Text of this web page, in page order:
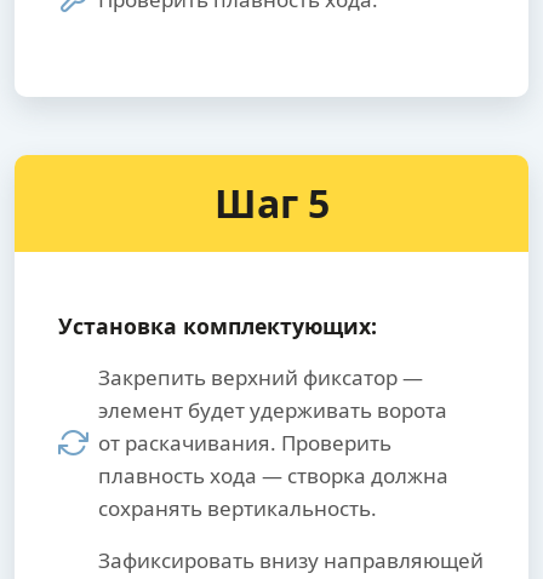
Шаг 5
Установка комплектующих:
Закрепить верхний фиксатор —
элемент будет удерживать ворота
от раскачивания. Проверить
плавность хода — створка должна
сохранять вертикальность.
Зафиксировать внизу направляющей